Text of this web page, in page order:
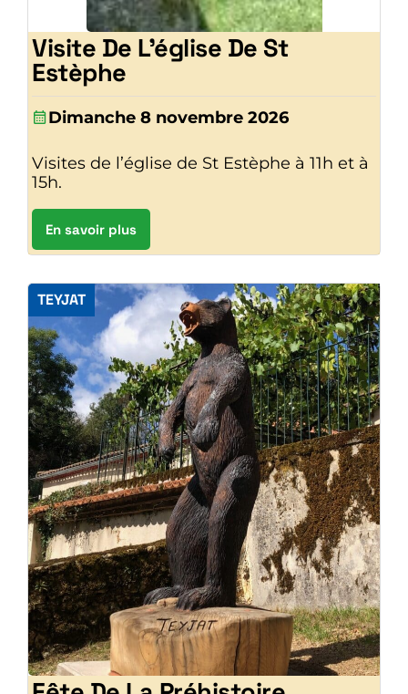
Visite De L’église De St
Estèphe
Dimanche 8 novembre 2026
Visites de l’église de St Estèphe à 11h et à
15h.
En savoir plus
TEYJAT